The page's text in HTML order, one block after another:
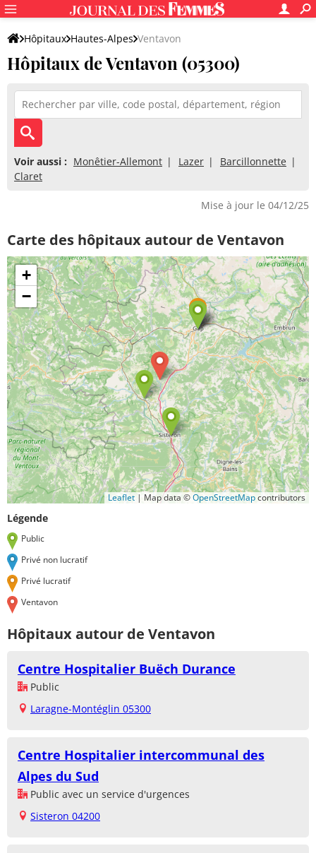
Hôpitaux Hautes-Alpes Ventavon
Hôpitaux de Ventavon (05300)
Voir aussi : Monêtier-Allemont Lazer
Barcillonnette
Claret
Mise à jour le 04/12/25
Carte des hôpitaux autour de Ventavon
+
−
Leaflet | Map data ©OpenStreetMapcontributors
Légende
Public
Privé non lucratif
Privé lucratif
Ventavon
Hôpitaux autour de Ventavon
Centre Hospitalier Buëch Durance
Public
Laragne-Montéglin 05300
Centre Hospitalier intercommunal des
Alpes du Sud
Public avec un service d'urgences
Sisteron 04200